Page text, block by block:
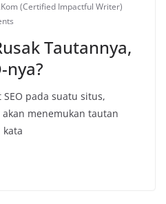
(Certified Impactful Writer)
Tautannya,
nya?
pada suatu situs,
menemukan tautan
kata